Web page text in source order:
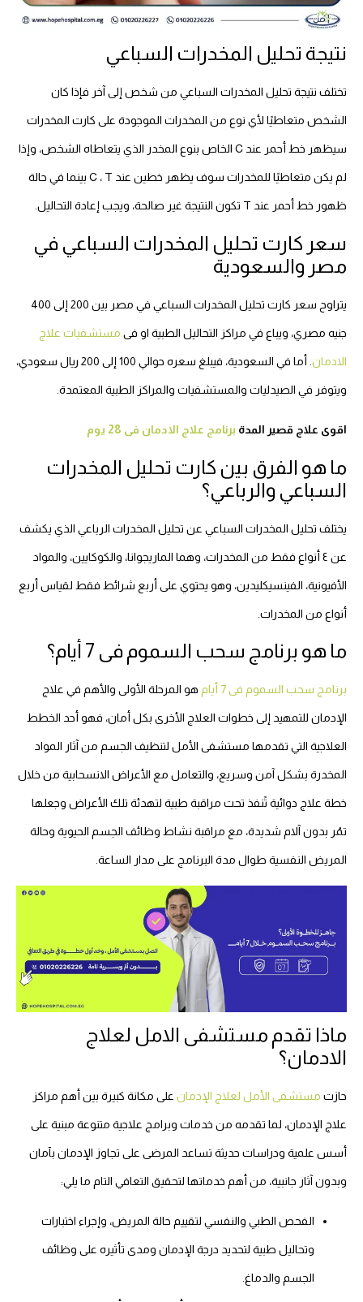
نتيجة تحليل المخدرات السباعي
تختلف نتيجة تحليل المخدرات السباعي من شخص إلى آخر فإذا كان
الشخص متعاطيًا لأي نوع من المخدرات الموجودة على كارت المخدرات
سيظهر خط أحمر عند C الخاص بنوع المخدر الذي يتعاطاه الشخص، وإذا
لم يكن متعاطيًا للمخدرات سوف يظهر خطين عند C ، T بينما في حالة
ظهور خط أحمر عند T تكون النتيجة غير صالحة، ويجب إعادة التحاليل.
سعر كارت تحليل المخدرات السباعي في
مصر والسعودية
يتراوح سعر كارت تحليل المخدرات السباعي في مصر بين 200 إلى 400
جنيه مصري، ويباع في مراكز التحاليل الطبية او فى مستشفيات علاج
الادمان . أما في السعودية، فيبلغ سعره حوالي 100 إلى 200 ريال سعودي،
ويتوفر في الصيدليات والمستشفيات والمراكز الطبية المعتمدة.
اقوى علاج قصير المدة برنامج علاج الادمان فى 28 يوم
ما هو الفرق بين كارت تحليل المخدرات
السباعي والرباعي؟
يختلف تحليل المخدرات السباعي عن تحليل المخدرات الرباعي الذي يكشف
عن ٤ أنواع فقط من المخدرات، وهما الماريجوانا، والكوكايين، والمواد
الأفيونية، الفينسيكليدين، وهو يحتوي على أربع شرائط فقط لقياس أربع
أنواع من المخدرات.
ما هو برنامج سحب السموم فى 7 أيام؟
برنامج سحب السموم فى 7 أيام هو المرحلة الأولى والأهم في علاج
الإدمان للتمهيد إلى خطوات العلاج الأخرى بكل أمان، فهو أحد الخطط
العلاجية التي تقدمها مستشفى الأمل لتنظيف الجسم من آثار المواد
المخدرة بشكل آمن وسريع، والتعامل مع الأعراض الانسحابية من خلال
خطة علاج دوائية تًنفذ تحت مراقبة طبية لتهدئة تلك الأعراض وجعلها
تمُر بدون آلام شديدة، مع مراقبة نشاط وظائف الجسم الحيوية وحالة
المريض النفسية طوال مدة البرنامج على مدار الساعة.
ماذا تقدم مستشفى الامل لعلاج
الادمان؟
حازت مستشفى الأمل لعلاج الإدمان على مكانة كبيرة بين أهم مراكز
علاج الإدمان، لما تقدمه من خدمات وبرامج علاجية متنوعة مبنية على
أسس علمية ودراسات حديثة تساعد المرضى على تجاوز الإدمان بآمان
وبدون آثار جانبية، من أهم خدماتها لتحقيق التعافي التام ما يلي:
الفحص الطبي والنفسي لتقييم حالة المريض، وإجراء اختبارات
وتحاليل طبية لتحديد درجة الإدمان ومدى تأثيره على وظائف
الجسم والدماغ.